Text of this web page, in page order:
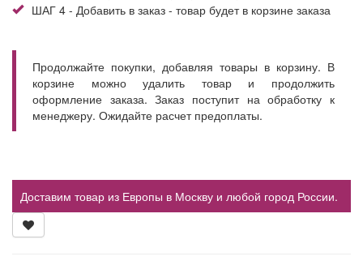
ШАГ 4 - Добавить в заказ - товар будет в корзине заказа
Продолжайте покупки, добавляя товары в корзину. В
корзине можно удалить товар и продолжить
оформление заказа. Заказ поступит на обработку к
менеджеру. Ожидайте расчет предоплаты.
Доставим товар из Европы в Москву и любой город России.